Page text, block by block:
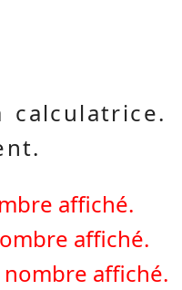
calculatrice.
affiché.
affiché.
affiché.